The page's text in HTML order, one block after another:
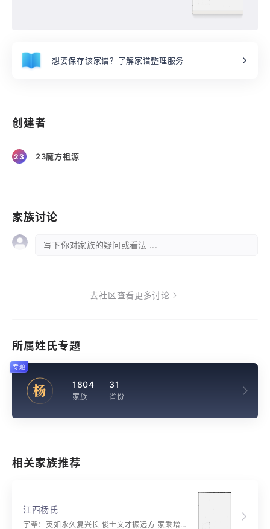
想要保存该家谱？了解家谱整理服务
创建者
23 23魔方祖源
家族讨论
写下你对家族的疑问或看法 ...
去社区查看更多讨论
所属姓氏专题
杨 1804
家族
31
省份
专题
相关家族推荐
江西杨氏
字辈：英如永久复兴长 俊士文才振远方 家乘增光荣祖德 声名富贵冠书香